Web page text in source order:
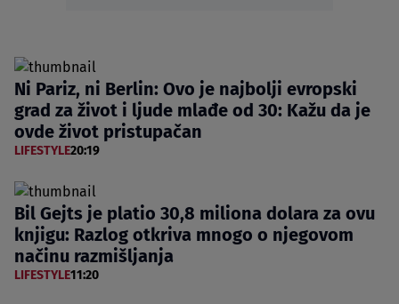
Ni Pariz, ni Berlin: Ovo je najbolji evropski
grad za život i ljude mlađe od 30: Kažu da je
ovde život pristupačan
LIFESTYLE20:19
Bil Gejts je platio 30,8 miliona dolara za ovu
knjigu: Razlog otkriva mnogo o njegovom
načinu razmišljanja
LIFESTYLE11:20